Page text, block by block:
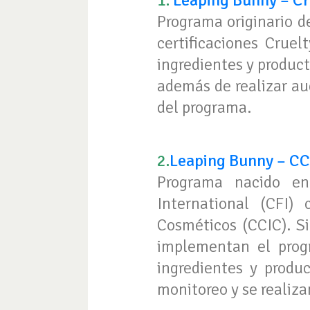
Programa originario
certificaciones
ingredientes y
además de realizar
del programa.
2.Leaping Bunny –
Programa nacido
International (CFI)
Cosméticos (CCIC).
implementan el
ingredientes y
monitoreo y se